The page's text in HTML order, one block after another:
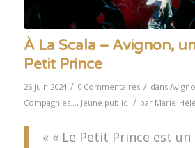
À La Scala – Avignon,
Petit Prince
26 juin 2024 / 0 Commentaires / dans
Compagnies... , Jeune public / par Marie-
« « Le Petit Prince est